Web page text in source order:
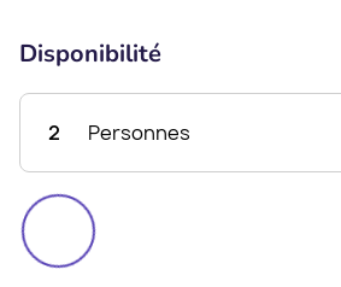
Disponibilité
2 Personnes